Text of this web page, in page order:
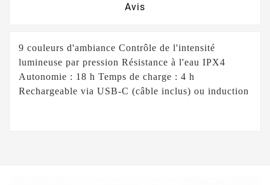
Avis
9 couleurs d'ambiance Contrôle de l'intensité
lumineuse par pression Résistance à l'eau IPX4
Autonomie : 18 h Temps de charge : 4 h
Rechargeable via USB-C (câble inclus) ou induction